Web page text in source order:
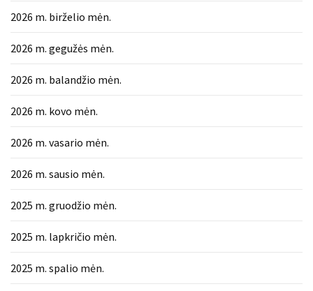
2026 m. birželio mėn.
2026 m. gegužės mėn.
2026 m. balandžio mėn.
2026 m. kovo mėn.
2026 m. vasario mėn.
2026 m. sausio mėn.
2025 m. gruodžio mėn.
2025 m. lapkričio mėn.
2025 m. spalio mėn.